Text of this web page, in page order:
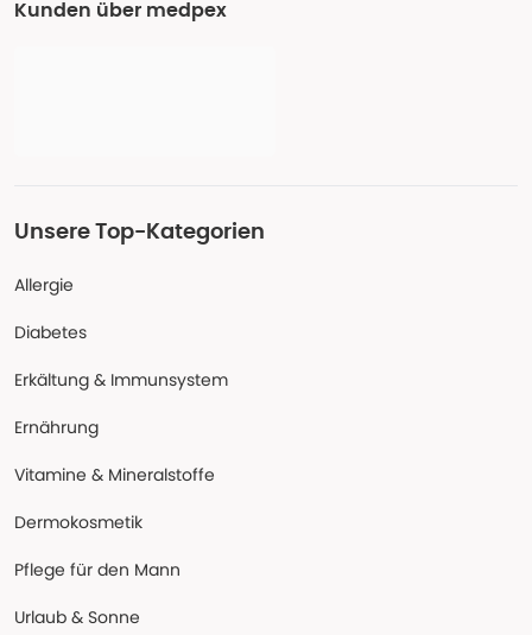
Kunden über medpex
Unsere Top-Kategorien
Allergie
Diabetes
Erkältung & Immunsystem
Ernährung
Vitamine & Mineralstoffe
Dermokosmetik
Pflege für den Mann
Urlaub & Sonne